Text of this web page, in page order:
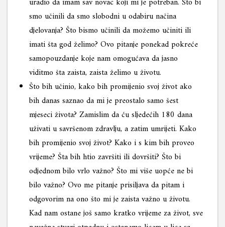
smo učinili da smo slobodni u odabiru načina
djelovanja? Što bismo učinili da možemo učiniti ili
imati šta god želimo? Ovo pitanje ponekad pokreće
samopouzdanje koje nam omogućava da jasno
viditmo šta zaista, zaista želimo u životu.
Što bih učinio, kako bih promijenio svoj život ako
bih danas saznao da mi je preostalo samo šest
mjeseci života? Zamislim da ću sljedećih 180 dana
uživati u savršenom zdravlju, a zatim umrijeti. Kako
bih promijenio svoj život? Kako i s kim bih proveo
vrijeme? Šta bih htio završiti ili dovršiti? Što bi
odjednom bilo vrlo važno? Što mi više uopće ne bi
bilo važno? Ovo me pitanje prisiljava da pitam i
odgovorim na ono što mi je zaista važno u životu.
Kad nam ostane još samo kratko vrijeme za život, sve